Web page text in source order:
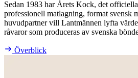
Sedan 1983 har Årets Kock, det
professionell matlagning, format svensk
huvudpartner vill Lantmännen lyfta
råvaror som produceras av svenska
Överblick